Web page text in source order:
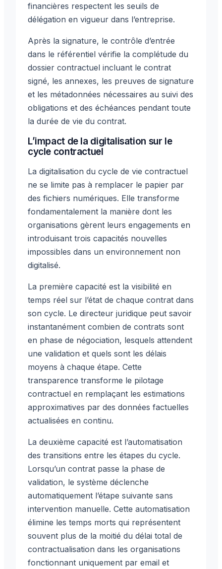
financières respectent les seuils de
délégation en vigueur dans l’entreprise.
Après la signature, le contrôle d’entrée
dans le référentiel vérifie la complétude du
dossier contractuel incluant le contrat
signé, les annexes, les preuves de signature
et les métadonnées nécessaires au suivi des
obligations et des échéances pendant toute
la durée de vie du contrat.
L’impact de la digitalisation sur le
cycle contractuel
La digitalisation du cycle de vie contractuel
ne se limite pas à remplacer le papier par
des fichiers numériques. Elle transforme
fondamentalement la manière dont les
organisations gèrent leurs engagements en
introduisant trois capacités nouvelles
impossibles dans un environnement non
digitalisé.
La première capacité est la visibilité en
temps réel sur l’état de chaque contrat dans
son cycle. Le directeur juridique peut savoir
instantanément combien de contrats sont
en phase de négociation, lesquels attendent
une validation et quels sont les délais
moyens à chaque étape. Cette
transparence transforme le pilotage
contractuel en remplaçant les estimations
approximatives par des données factuelles
actualisées en continu.
La deuxième capacité est l’automatisation
des transitions entre les étapes du cycle.
Lorsqu’un contrat passe la phase de
validation, le système déclenche
automatiquement l’étape suivante sans
intervention manuelle. Cette automatisation
élimine les temps morts qui représentent
souvent plus de la moitié du délai total de
contractualisation dans les organisations
fonctionnant uniquement par email et